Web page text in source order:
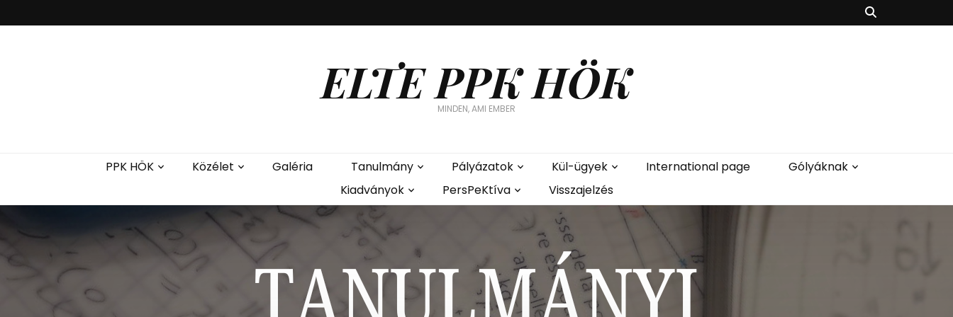
ELTE PPK HÖK
MINDEN, AMI EMBER
PPK HÖK Közélet Galéria Tanulmány Pályázatok Kül-ügyek International page
Gólyáknak
Kiadványok
PersPeKtíva Visszajelzés